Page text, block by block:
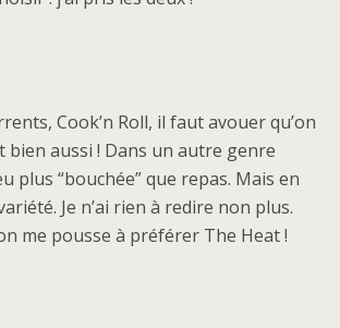
Cook’n Roll, il faut avouer qu’on
aussi ! Dans un autre genre
plus “bouchée” que repas. Mais en
Je n’ai rien à redire non plus.
me pousse à préférer The Heat !